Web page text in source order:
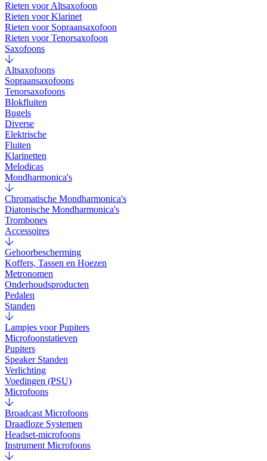
Rieten voor Altsaxofoon
Rieten voor Klarinet
Rieten voor Sopraansaxofoon
Rieten voor Tenorsaxofoon
Saxofoons
Altsaxofoons
Sopraansaxofoons
Tenorsaxofoons
Blokfluiten
Bugels
Diverse
Elektrische
Fluiten
Klarinetten
Melodicas
Mondharmonica's
Chromatische Mondharmonica's
Diatonische Mondharmonica's
Trombones
Accessoires
Gehoorbescherming
Koffers, Tassen en Hoezen
Metronomen
Onderhoudsproducten
Pedalen
Standen
Lampjes voor Pupiters
Microfoonstatieven
Pupiters
Speaker Standen
Verlichting
Voedingen (PSU)
Microfoons
Broadcast Microfoons
Draadloze Systemen
Headset-microfoons
Instrument Microfoons